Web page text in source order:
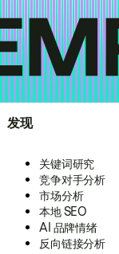
发现
关键词研究
竞争对手分析
市场分析
本地 SEO
AI 品牌情绪
反向链接分析